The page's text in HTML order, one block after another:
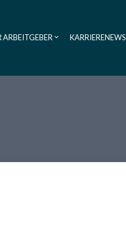
ARBEITGEBER KARRIERENEWS